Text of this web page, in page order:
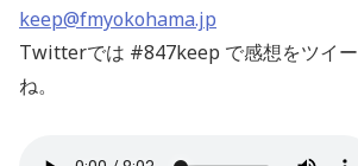
keep@fmyokohama.jp
Twitterでは #847keep で感想をツイ
ね。